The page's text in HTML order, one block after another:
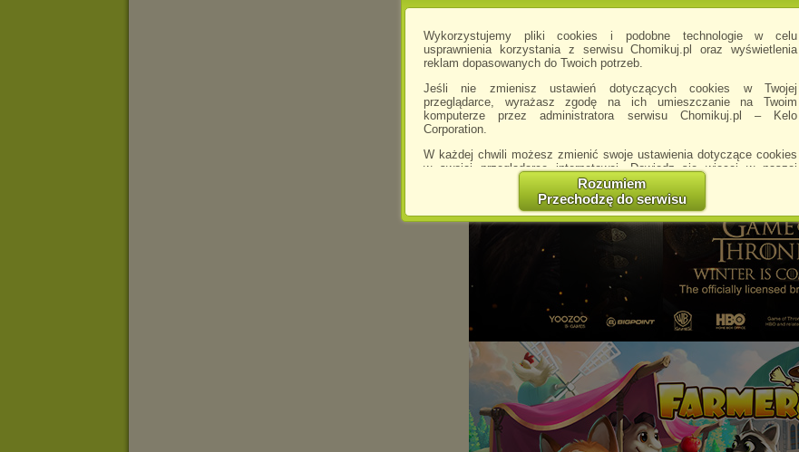
Wykorzystujemy pliki cookies i podobne technologie w celu
usprawnienia korzystania z serwisu Chomikuj.pl oraz wyświetlenia
reklam dopasowanych do Twoich potrzeb.
Jeśli nie zmienisz ustawień dotyczących cookies w Twojej
przeglądarce, wyrażasz zgodę na ich umieszczanie na Twoim
komputerze przez administratora serwisu Chomikuj.pl – Kelo
Corporation.
W każdej chwili możesz zmienić swoje ustawienia dotyczące cookies
w swojej przeglądarce internetowej. Dowiedz się więcej w naszej
http://chomikuj.pl/PolitykaPrywatnosci.aspx
Jednocześnie informujemy że zmiana ustawień przeglądarki może
spowodować ograniczenie korzystania ze strony Chomikuj.pl.
W przypadku braku twojej zgody na akceptację cookies niestety
prosimy o opuszczenie serwisu chomikuj.pl.
Wykorzystanie plików cookies przez
Zaufanych Partnerów
(dostosowanie reklam do Twoich potrzeb, analiza skuteczności działań
marketingowych).
będzie dopasowana do Twoich preferencji, a będzie to reklama
wyświetlona przypadkowo.
Istnieje możliwość zmiany ustawień przeglądarki internetowej w
sposób uniemożliwiający przechowywanie plików cookies na
urządzeniu końcowym. Można również usunąć pliki cookies,
dokonując odpowiednich zmian w ustawieniach przeglądarki
internetowej.
Rozumiem
Przechodzę do serwisu
Pobierz
folder
Zachomikuj
folder